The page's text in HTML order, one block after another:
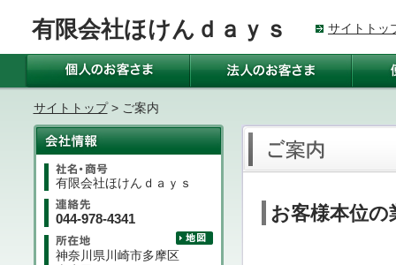
有限会社ほけんｄａｙｓ サイトトッ
サイトトップ> ご案内
お客様本位の
有限会社ほけんｄａｙｓ
044-978-4341
神奈川県川崎市多摩区